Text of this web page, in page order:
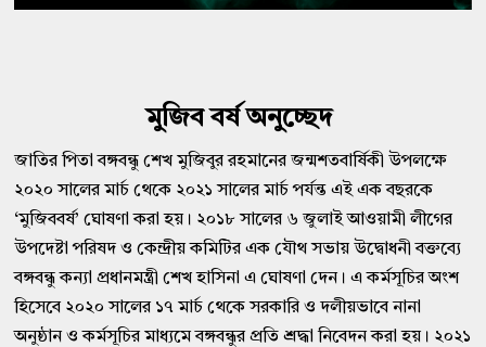
মুজিব বর্ষ অনুচ্ছেদ
জাতির পিতা বঙ্গবন্ধু শেখ মুজিবুর রহমানের জন্মশতবার্ষিকী উপলক্ষে
২০২০ সালের মার্চ থেকে ২০২১ সালের মার্চ পর্যন্ত এই এক বছরকে
‘মুজিববর্ষ’ ঘােষণা করা হয়। ২০১৮ সালের ৬ জুলাই আওয়ামী লীগের
উপদেষ্টা পরিষদ ও কেন্দ্রীয় কমিটির এক যৌথ সভায় উদ্বোধনী বক্তব্যে
বঙ্গবন্ধু কন্যা প্রধানমন্ত্রী শেখ হাসিনা এ ঘােষণা দেন। এ কর্মসূচির অংশ
হিসেবে ২০২০ সালের ১৭ মার্চ থেকে সরকারি ও দলীয়ভাবে নানা
অনুষ্ঠান ও কর্মসূচির মাধ্যমে বঙ্গবন্ধুর প্রতি শ্রদ্ধা নিবেদন করা হয়। ২০২১